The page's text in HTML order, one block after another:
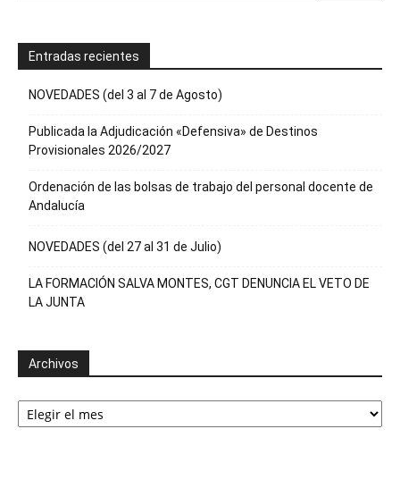
Entradas recientes
NOVEDADES (del 3 al 7 de Agosto)
Publicada la Adjudicación «Defensiva» de Destinos
Provisionales 2026/2027
Ordenación de las bolsas de trabajo del personal docente de
Andalucía
NOVEDADES (del 27 al 31 de Julio)
LA FORMACIÓN SALVA MONTES, CGT DENUNCIA EL VETO DE
LA JUNTA
Archivos
Archivos